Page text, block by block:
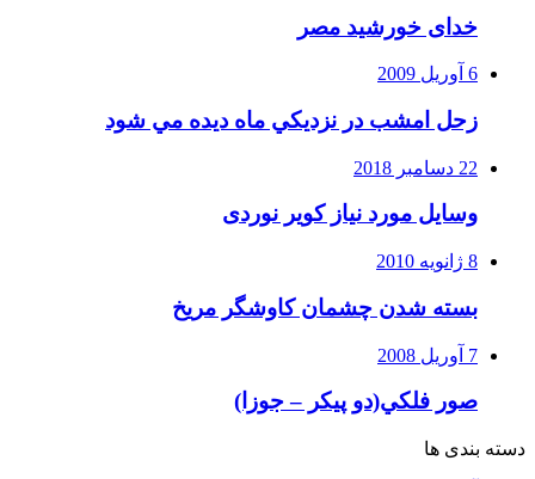
خدای خورشید مصر
6 آوریل 2009
زحل امشب در نزديكي ماه ديده مي شود
22 دسامبر 2018
وسایل مورد نیاز کویر نوردی
8 ژانویه 2010
بسته شدن چشمان کاوشگر مريخ
7 آوریل 2008
صور فلكي(دو پیکر – جوزا)
دسته بندی ها